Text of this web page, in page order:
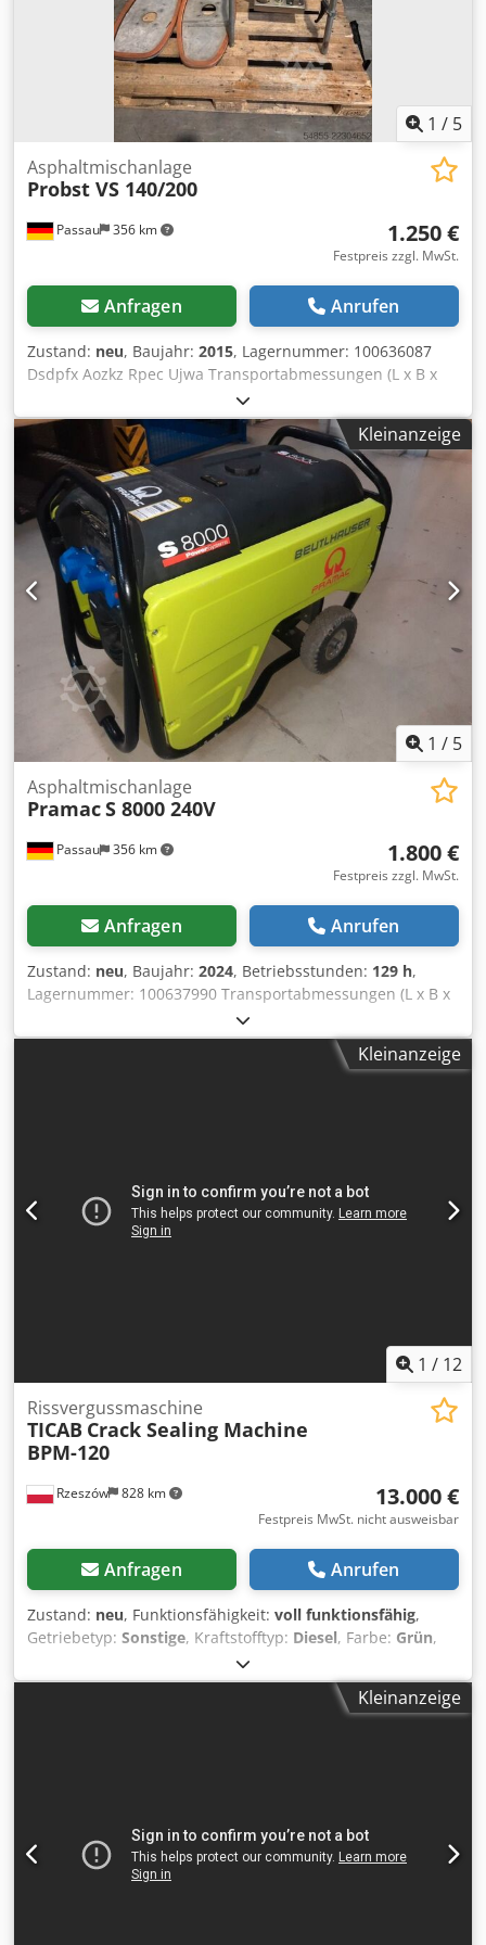
1 / 5
Passau 356 km
Asphaltmischanlage
Probst VS 140/200
1.250 €
Festpreis zzgl. MwSt.
Anfragen Anrufen
Zustand: neu, Baujahr: 2015, Lagernummer: 100636087
Dsdpfx Aozkz Rpec Ujwa Transportabmessungen (L x B x
Kleinanzeige
1 / 5
Passau 356 km
Asphaltmischanlage
PramacS 8000 240V
1.800 €
Festpreis zzgl. MwSt.
Anfragen Anrufen
Zustand: neu, Baujahr: 2024, Betriebsstunden: 129 h,
Lagernummer: 100637990 Transportabmessungen (L x B x
H): 0 x 0 x 0 ---- guter Zustand Dsdpjzkzyqsfx Ac Uowa
Kleinanzeige
1 / 12
Rzeszów 828 km
Rissvergussmaschine
TICAB Crack Sealing Machine
BPM-120
13.000 €
Festpreis MwSt. nicht ausweisbar
Anfragen Anrufen
Zustand: neu, Funktionsfähigkeit: voll funktionsfähig,
Getriebetyp: Sonstige, Kraftstofftyp: Diesel, Farbe: Grün,
, Emissionsklasse:
Sonstige, Bremsen:Sonstige, Federung:Sonstige, Baujahr:
, TICAB BPM 120
Schlaglochrändern und präventiven Straßenunterhalt.
Dwodpfx Ajx U Awzec Uea Ideal für Kommunalstraßen,
Bundesstraßen, Parkplätze, Einfahrten, Gehwege,
Kleinanzeige